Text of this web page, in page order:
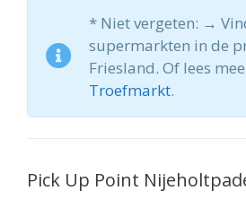
* Niet vergeten: →
supermarkten in de
Friesland. Of lees
Troefmarkt.
Pick Up Point